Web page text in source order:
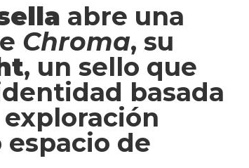
abre una
Chroma, su
, un sello que
basada
de